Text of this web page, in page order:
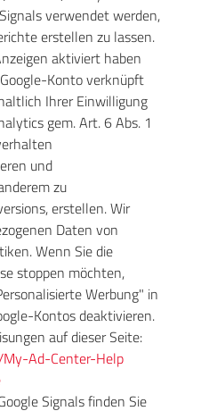
verwendet werden,
erstellen zu lassen.
aktiviert haben
Konto verknüpft
Ihrer Einwilligung
gem. Art. 6 Abs. 1
und
zu
erstellen. Wir
Daten von
Wenn Sie die
stoppen möchten,
Werbung" in
Kontos deaktivieren.
auf dieser Seite:
Ad-Center-Help
Signals finden Sie